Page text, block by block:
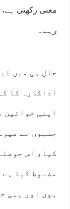
معنی رکھتی
رہے۔
حال ہی میں
اداکارہ کا
اپنی خواتین
جنہوں نے
کیا، اس
مضبوط کیا
ہوں اور یہی